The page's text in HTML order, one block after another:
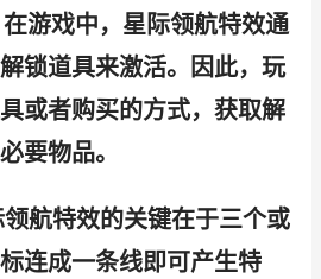
游戏中，星际领航特效通
锁道具来激活。因此，玩
或者购买的方式，获取解
要物品。
航特效的关键在于三个或
连成一条线即可产生特